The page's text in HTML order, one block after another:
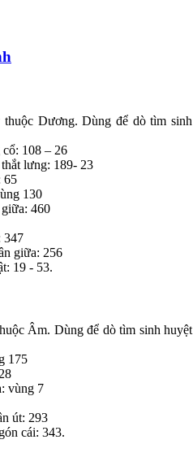
Dương. Dùng để dò tìm sinh
– 26
lưng: 189- 23
130
460
giữa: 256
- 53.
Âm. Dùng để dò tìm sinh huyệt
vùng 7
293
343.